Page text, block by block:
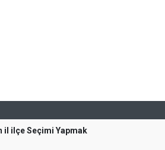
il ilçe Seçimi Yapmak